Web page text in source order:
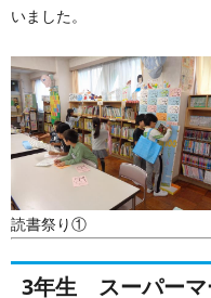
いました。
読書祭り①
3年生 スーパーマ